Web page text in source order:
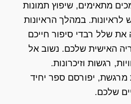
מתאימים, שיפוץ תמונות
לראיונות. במהלך הראיונות
שלל רבדי סיפור חייכם
האישית שלכם. נשוב אל
רגשות וזיכרונות.
מרגשת, יפורסם ספר יחיד
שלכם.